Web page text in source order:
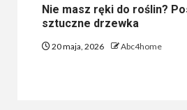
Nie masz ręki do roślin?
sztuczne drzewka
20 maja, 2026 Abc4home